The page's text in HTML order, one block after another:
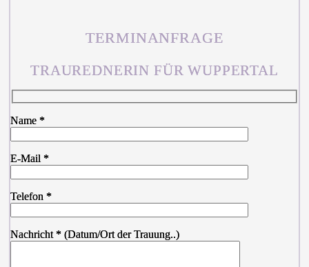
TERMINANFRAGE
TRAUREDNERIN FÜR WUPPERTAL
Name *
E-Mail *
Telefon *
Nachricht * (Datum/Ort der Trauung..)